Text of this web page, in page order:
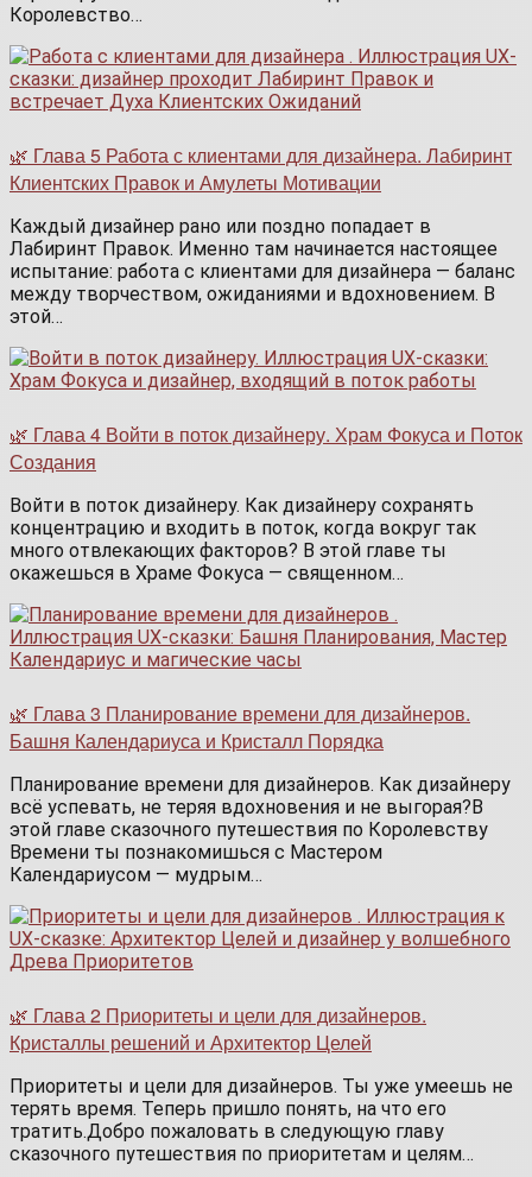
Королевство…
🌿 Глава 5 Работа с клиентами для дизайнера. Лабиринт
Клиентских Правок и Амулеты Мотивации
Каждый дизайнер рано или поздно попадает в
Лабиринт Правок. Именно там начинается настоящее
испытание: работа с клиентами для дизайнера — баланс
между творчеством, ожиданиями и вдохновением. В
этой…
🌿 Глава 4 Войти в поток дизайнеру. Храм Фокуса и Поток
Создания
Войти в поток дизайнеру. Как дизайнеру сохранять
концентрацию и входить в поток, когда вокруг так
много отвлекающих факторов? В этой главе ты
окажешься в Храме Фокуса — священном…
🌿 Глава 3 Планирование времени для дизайнеров.
Башня Календариуса и Кристалл Порядка
Планирование времени для дизайнеров. Как дизайнеру
всё успевать, не теряя вдохновения и не выгорая?В
этой главе сказочного путешествия по Королевству
Времени ты познакомишься с Мастером
Календариусом — мудрым…
🌿 Глава 2 Приоритеты и цели для дизайнеров.
Кристаллы решений и Архитектор Целей
Приоритеты и цели для дизайнеров. Ты уже умеешь не
терять время. Теперь пришло понять, на что его
тратить.Добро пожаловать в следующую главу
сказочного путешествия по приоритетам и целям…